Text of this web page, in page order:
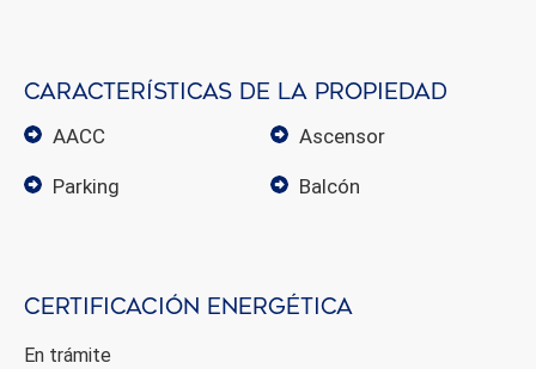
Características de la propiedad
AACC ascensor
parking balcón
Certificación energética
En trámite